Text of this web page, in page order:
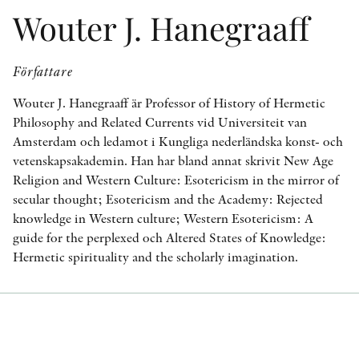
Wouter J. Hanegraaff
Författare
Wouter J. Hanegraaff är Professor of History of Hermetic
Philosophy and Related Currents vid Universiteit van
Amsterdam och ledamot i Kungliga nederländska konst- och
vetenskapsakademin. Han har bland annat skrivit New Age
Religion and Western Culture: Esotericism in the mirror of
secular thought; Esotericism and the Academy: Rejected
knowledge in Western culture; Western Esotericism: A
guide for the perplexed och Altered States of Knowledge:
Hermetic spirituality and the scholarly imagination.